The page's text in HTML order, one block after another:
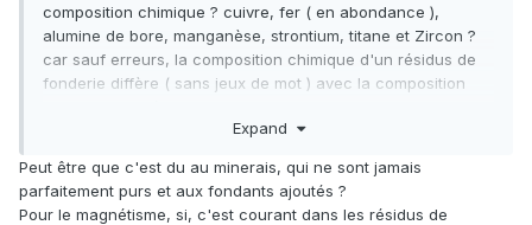
composition chimique ? cuivre, fer ( en abondance ),
alumine de bore, manganèse, strontium, titane et Zircon ?
car sauf erreurs, la composition chimique d'un résidus de
fonderie diffère ( sans jeux de mot ) avec la composition
aspect fortement ferromagnétique, et donc sa rémanence
Puis je n'ai vu nul part ( dans la littérature ) qu'un résidus de
fonderie gardé ses propriétés magnétiques
Expand
Peut être que c'est du au minerais, qui ne sont jamais
parfaitement purs et aux fondants ajoutés ?
Pour le magnétisme, si, c'est courant dans les résidus de